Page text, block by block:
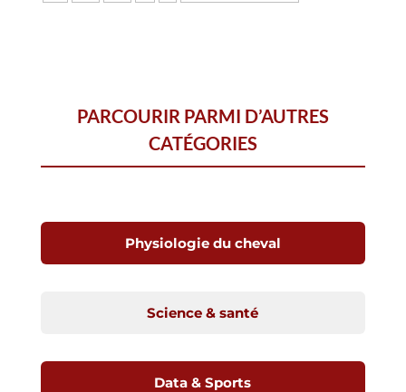
PARCOURIR PARMI D’AUTRES
CATÉGORIES
Physiologie du cheval
Science & santé
Data & Sports